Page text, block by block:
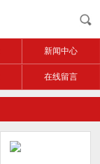
新闻中心
在线留言